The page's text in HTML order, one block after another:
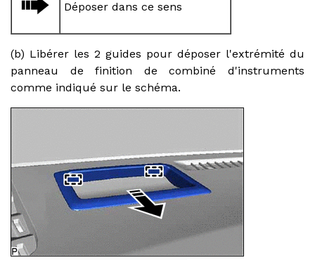
Déposer dans ce sens
(b) Libérer les 2 guides pour déposer l'extrémité du
panneau de finition de combiné d'instruments
comme indiqué sur le schéma.